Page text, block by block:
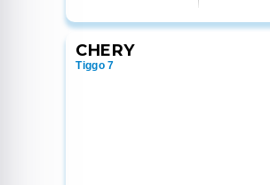
CHERY
Tiggo 7